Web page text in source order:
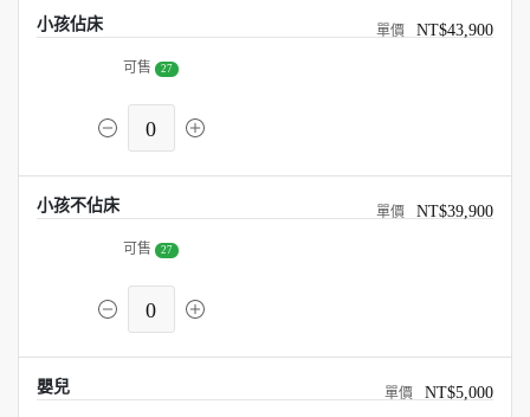
小孩佔床 NT$43,900
可售 27
0
小孩不佔床 NT$39,900
可售 27
0
嬰兒 NT$5,000